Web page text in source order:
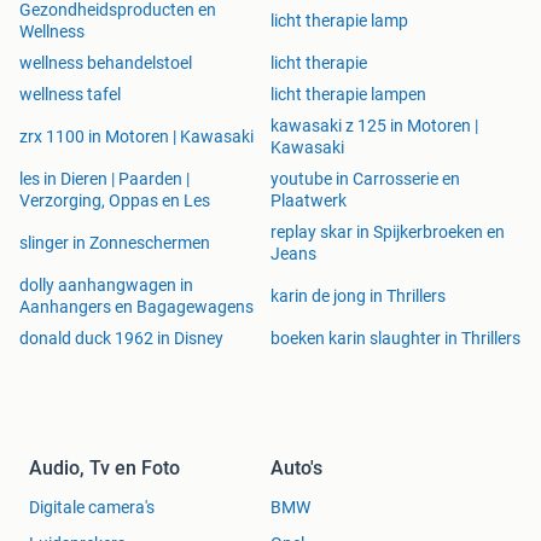
kleur van de lamp aan te passen. Daarnaast kun je de
Geverifieerd door experts
De Liroma daglichtlampen zijn grondig getest en
zorgvuldig gekozen door experts en huisartsen. De
effectiviteit van onze producten is wetenschappelijk
onderbouwd, UV-vrij en volledig veilig voor de huid.
Kenmerken
Inhoud van de verpakking; 1x LED daglichtlamp, 1x
gebruikershandleiding, 1x oplaadkabel
Product; Liroma® daglichtlamp
Aantal LED lampen; 180
Gewicht; 0,5 kg
Helderheidsinstellingen; 6
Gezondheidsproducten en
Wellness
licht therapie lamp
wellness behandelstoel
licht therapie
wellness tafel
licht therapie lampen
zrx 1100 in Motoren | Kawasaki
kawasaki z 125 in Motoren |
Kawasaki
les in Dieren | Paarden |
Verzorging, Oppas en Les
youtube in Carrosserie en
Plaatwerk
slinger in Zonneschermen
replay skar in Spijkerbroeken en
Jeans
dolly aanhangwagen in
Aanhangers en Bagagewagens
karin de jong in Thrillers
donald duck 1962 in Disney boeken karin slaughter in Thrillers
Audio, Tv en Foto
Digitale camera's
Auto's
BMW